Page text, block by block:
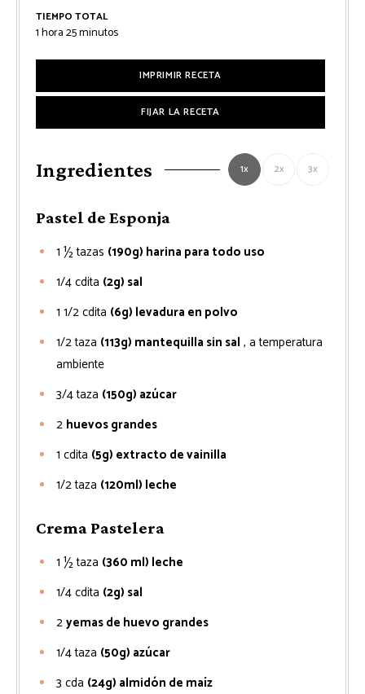
TIEMPO TOTAL
1hora
hora25minutos
minutos
IMPRIMIR RECETA
FIJAR LA RECETA
Ingredientes 1x 2x 3x
Pastel de Esponja
1 ½tazas (190g) harina para todo uso
1/4cdita (2g) sal
1 1/2cdita (6g) levadura en polvo
1/2taza (113g) mantequilla sin sal , a temperatura
ambiente
3/4taza (150g) azúcar
2 huevos grandes
1 cdita (5g) extracto de vainilla
1/2taza (120ml) leche
Crema Pastelera
1 ½taza (360 ml) leche
1/4cdita (2g) sal
2yemas de huevo grandes
1/4taza (50g) azúcar
3 cda (24g) almidón de maíz